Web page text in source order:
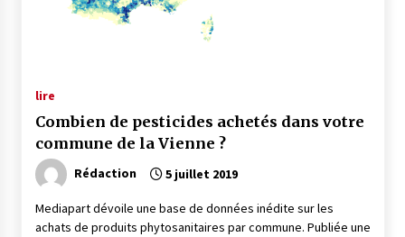
lire
Combien de pesticides achetés dans votre
commune de la Vienne ?
Rédaction 5 juillet 2019
Mediapart dévoile une base de données inédite sur les
achats de produits phytosanitaires par commune. Publiée une